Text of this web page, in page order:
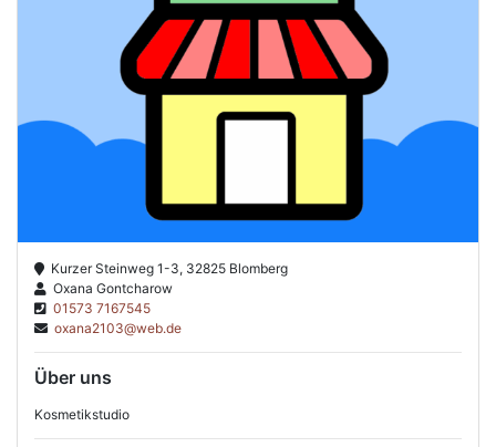
Kurzer Steinweg 1-3, 32825 Blomberg
Oxana Gontcharow
01573 7167545
oxana2103@web.de
Über uns
Kosmetikstudio